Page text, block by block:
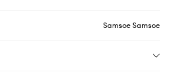
Samsoe Samsoe